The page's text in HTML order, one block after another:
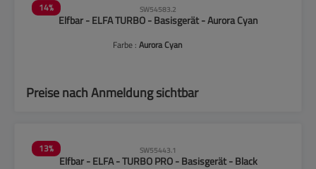
14% SW54583.2
Elfbar - ELFA TURBO - Basisgerät - Aurora Cyan
Farbe : Aurora Cyan
Preise nach Anmeldung sichtbar
13% SW55443.1
Elfbar - ELFA - TURBO PRO - Basisgerät - Black